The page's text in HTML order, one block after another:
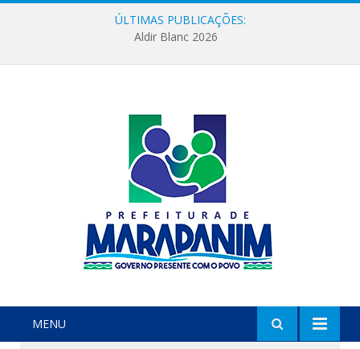
ÚLTIMAS PUBLICAÇÕES:
Aldir Blanc 2026
MENU